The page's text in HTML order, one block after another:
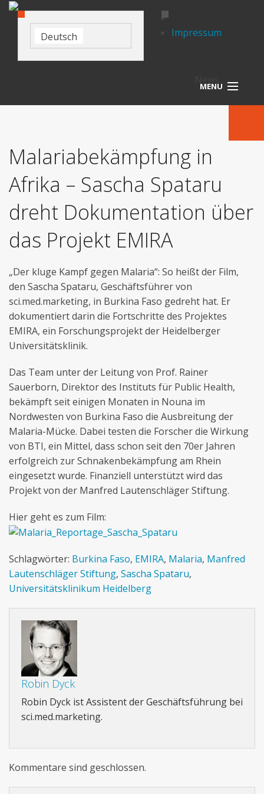
Deutsch Impressum
MENU
Agentur
Leistungen
Referenzen
News
Malariabekämpfung in
Afrika – Sascha Spataru
dreht Dokumentation über
das Projekt EMIRA
„Der kluge Kampf gegen Malaria“: So heißt der Film,
den Sascha Spataru, Geschäftsführer von
sci.med.marketing, in Burkina Faso gedreht hat. Er
dokumentiert darin die Fortschritte des Projektes
EMIRA, ein Forschungsprojekt der Heidelberger
Universitätsklinik.
Das Team unter der Leitung von Prof. Rainer
Sauerborn, Direktor des Instituts für Public Health,
bekämpft seit einigen Monaten in Nouna im
Nordwesten von Burkina Faso die Ausbreitung der
Malaria-Mücke. Dabei testen die Forscher die Wirkung
von BTI, ein Mittel, dass schon seit den 70er Jahren
erfolgreich zur Schnakenbekämpfung am Rhein
eingesetzt wurde. Finanziell unterstützt wird das
Projekt von der Manfred Lautenschläger Stiftung.
Hier geht es zum Film:
Schlagwörter: Burkina Faso, EMIRA, Malaria, Manfred
Lautenschläger Stiftung, Sascha Spataru,
Universitätsklinikum Heidelberg
Robin Dyck
Robin Dyck ist Assistent der Geschäftsführung bei
sci.med.marketing.
Kommentare sind geschlossen.